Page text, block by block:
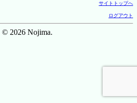
サイトトップへ
ログアウト
© 2026 Nojima.